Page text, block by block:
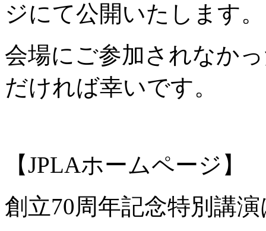
ジにて公開いたします。
会場にご参加されなか
だければ幸いです。
【JPLAホームページ】
創立70周年記念特別講演